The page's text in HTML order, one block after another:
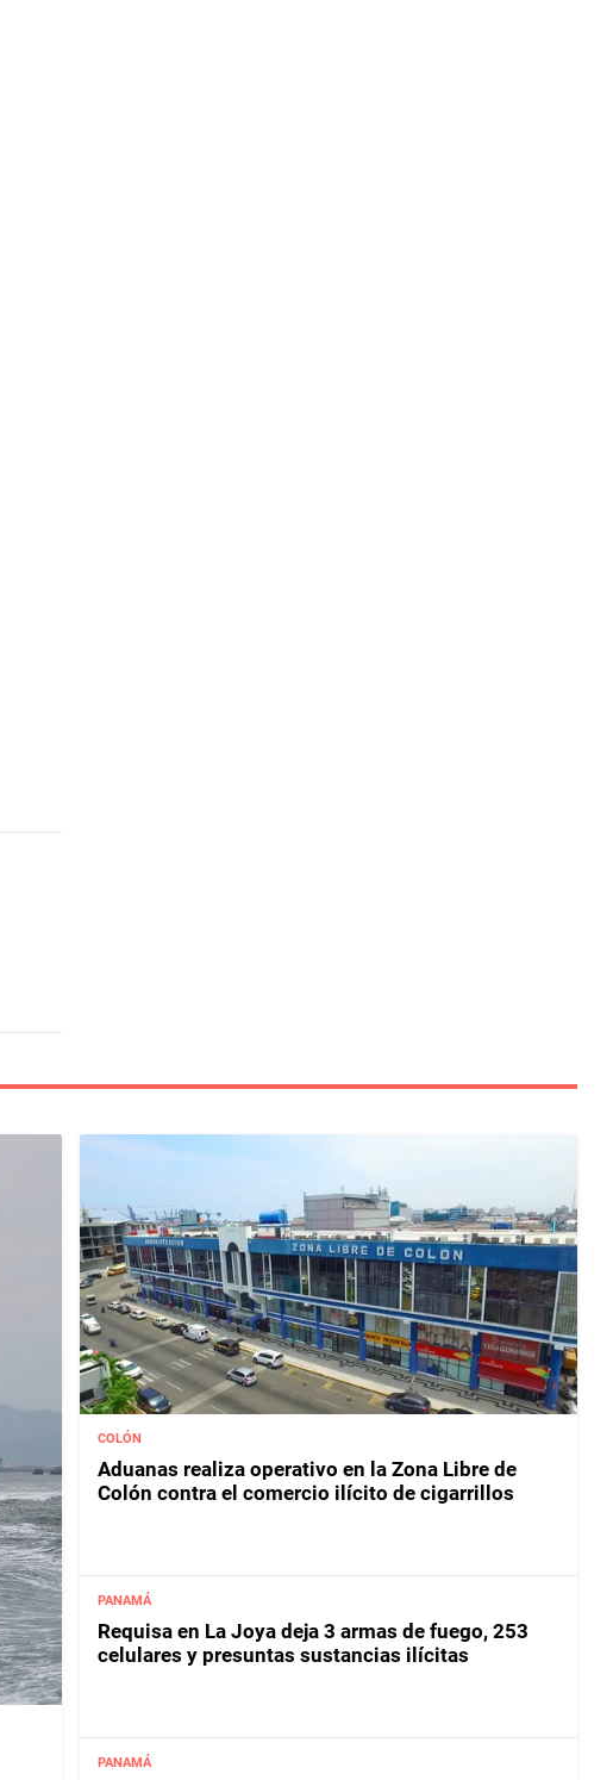
COLÓN
Aduanas realiza operativo en la Zona Libre de
Colón contra el comercio ilícito de cigarrillos
PANAMÁ
Requisa en La Joya deja 3 armas de fuego, 253
celulares y presuntas sustancias ilícitas
PANAMÁ